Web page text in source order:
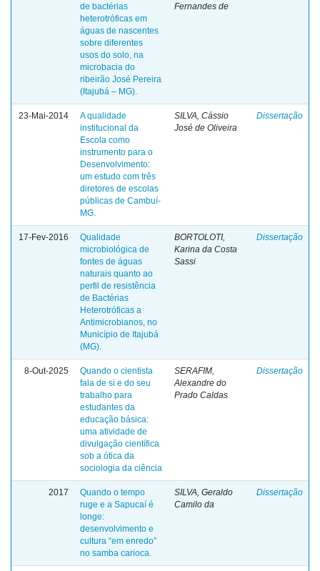
de bactérias
heterotróficas em
águas de nascentes
sobre diferentes
usos do solo, na
microbacia do
ribeirão José Pereira
(Itajubá – MG).
Fernandes de
23-Mai-2014
A qualidade
institucional da
Escola como
instrumento para o
Desenvolvimento:
um estudo com três
diretores de escolas
públicas de Cambuí-
MG.
SILVA, Cássio
José de Oliveira
Dissertação
17-Fev-2016
Qualidade
microbiológica de
fontes de águas
naturais quanto ao
perfil de resistência
de Bactérias
Heterotróficas a
Antimicrobianos, no
Município de Itajubá
(MG).
BORTOLOTI,
Karina da Costa
Sassi
Dissertação
8-Out-2025
Quando o cientista
fala de si e do seu
trabalho para
estudantes da
educação básica:
uma atividade de
divulgação científica
sob a ótica da
sociologia da ciência
SERAFIM,
Alexandre do
Prado Caldas
Dissertação
2017
Quando o tempo
ruge e a Sapucaí é
longe:
desenvolvimento e
cultura “em enredo”
no samba carioca.
SILVA, Geraldo
Camilo da
Dissertação